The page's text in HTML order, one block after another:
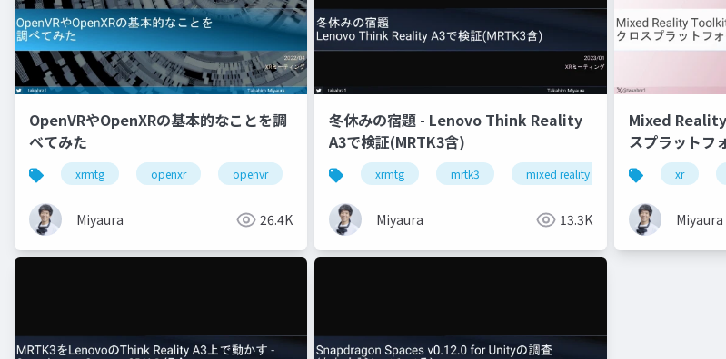
OpenVRやOpenXRの基本的なことを調
べてみた
xrmtg openxr openvr hololens
Miyaura 26.4K
冬休みの宿題 - Lenovo Think Reality
A3で検証(MRTK3含)
xrmtg mrtk3 mixed reality snapdragon
Miyaura 13.3K
Mixed
スプラットフ
xr
Miyaura